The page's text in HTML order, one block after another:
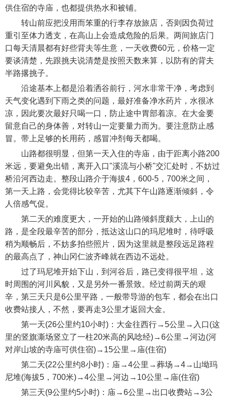
供住宿的寺庙，也都提供热水和被铺。
转山前应把没用而笨重的行李存放旅店，否则因负荷过
重引至体力透支，在高山上会造成危险的后果。两间旅店门
口每天清晨都有好些背夫等生意，一天收费60元，价格一定
要谈清楚，先跟挑夫说清楚是按照天数来算，以防有的背夫
半路撂挑子。
沿途基本上都是沿着洒谷前行，河水非常干净，考虑到
天气变化遇到下雨之类的问题，最好准备净水药片，水很冰
凉，因此要次最好只喝一口，防止途中胃部着凉。在大金要
留意自己的身体善，对转山一定要量力而为。要注意防止感
冒。带上足够的长用药，感冒冲剂每天都喝。
山路都很明显，但第一天入住的寺庙，由于距离小路200
米远，要避免出错，离开入口"溪流与小桥"交汇处时，不妨过
桥沿河西边走。整段山路介于海拔4，600-5，700米之间，
第一天上路，会觉得比较辛苦，尤其下午山路逐渐倾斜，令
人倍感气促。
第二天的难度更大，一开始的山路倾斜度颇大，上山的
路，是全段最辛苦的部分，抵达这山口的玛尼堆时，待呼吸
稍为顺畅后，不妨多拍些照片，因为这里就是整段远足路程
的最高点了，神山冈仁波齐峰就在西边不远处。
过了玛尼堆开始下山，到河谷后，路已变得很平坦，这
时周围的河川风貌，又是另外一番景致。经过前两天的艰
辛，第三天只是6公里平路，一般带导游的包车，都会在出口
收费站接人，不然，要再走3公里才返回大金。
第一天(26公里约10小时)：大金往西行→5公里→入口(这
里的竖旗澌场竖立了一柱20米高的风唸经)→6公里→河边(河
对岸山坡的寺庙可供住宿)→15公里→庙(住宿)
第二天(22公里约8小时)：庙→4公里→葬场→4→山坳玛
尼堆(海拔5，700米)→4公里→河边→10公里→庙(住宿)
第三天(9公里约5小时)：庙→6公里→出口收费站→3公